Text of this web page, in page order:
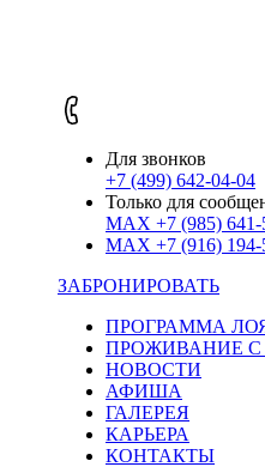
Для звонков
+7 (499) 642-04-04
Только для
MAX +7 (985)
MAX +7 (916)
ЗАБРОНИРОВАТЬ
ПРОГРАММА
ПРОЖИВАНИЕ
НОВОСТИ
АФИША
ГАЛЕРЕЯ
КАРЬЕРА
КОНТАКТЫ